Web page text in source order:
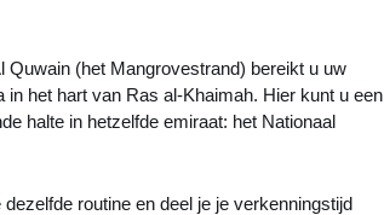
Quwain (het Mangrovestrand) bereikt u uw
het hart van Ras al-Khaimah. Hier kunt u een
halte in hetzelfde emiraat: het Nationaal
routine en deel je je verkenningstijd